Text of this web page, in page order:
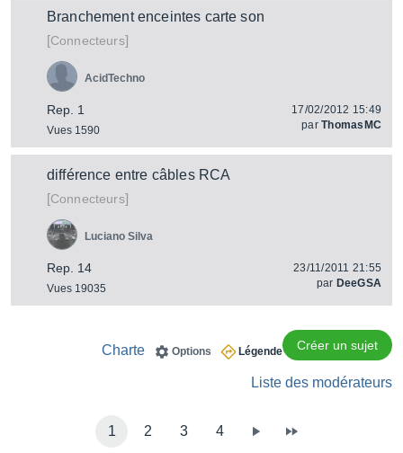
Branchement enceintes carte son
[Connecteurs]
Rep. 1
Vues 1590
AcidTechno
17/02/2012 15:49
parThomasMC
différence entre câbles RCA
[Connecteurs]
Rep. 14
Vues 19035
Luciano Silva
23/11/2011 21:55
par DeeGSA
Créer un sujet
Légende
Options
Charte
Liste des modérateurs
1 2 3 4